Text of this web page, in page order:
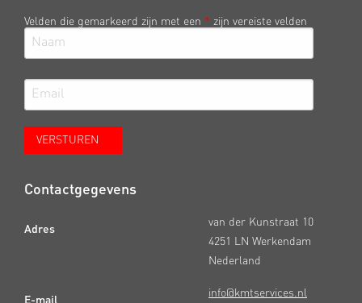
Velden die gemarkeerd zijn met een * zijn vereiste velden
Contactgegevens
Adres
E-mail
van der Kunstraat 10
4251 LN Werkendam
Nederland
info@kmtservices.nl